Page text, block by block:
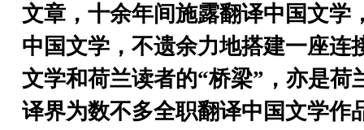
文章，十余年间施露翻译中国文学
中国文学，不遗余力地搭建一座连
文学和荷兰读者的“桥梁”，亦是荷
译界为数不多全职翻译中国文学作